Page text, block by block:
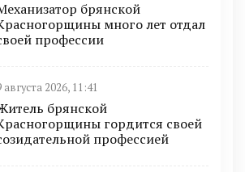
брянской
много лет отдал
профессии
августа 2026, 11:41
брянской
гордится своей
профессией